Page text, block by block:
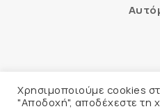
Χρησιμοποιούμε cookies
"Αποδοχή", αποδέχεστε τη